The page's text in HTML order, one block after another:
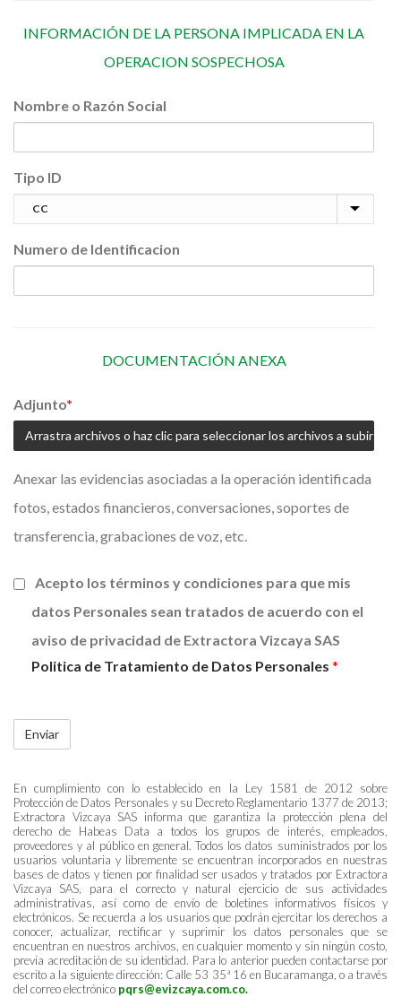
INFORMACIÓN DE LA PERSONA IMPLICADA EN LA
OPERACION SOSPECHOSA
Nombre o Razón Social
Tipo ID
Numero de Identificacion
DOCUMENTACIÓN ANEXA
Adjunto*
Arrastra archivos o haz clic para seleccionar los archivos a subir
Anexar las evidencias asociadas a la operación identificada
fotos, estados financieros, conversaciones, soportes de
transferencia, grabaciones de voz, etc.
Acepto los términos y condiciones para que mis
datos Personales sean tratados de acuerdo con el
aviso de privacidad de Extractora Vizcaya SAS
Politica de Tratamiento de Datos Personales *
En cumplimiento con lo establecido en la Ley 1581 de 2012 sobre
Protección de Datos Personales y su Decreto Reglamentario 1377 de 2013;
Extractora Vizcaya SAS informa que garantiza la protección plena del
derecho de Habeas Data a todos los grupos de interés, empleados,
proveedores y al público en general. Todos los datos suministrados por los
usuarios voluntaria y libremente se encuentran incorporados en nuestras
bases de datos y tienen por finalidad ser usados y tratados por Extractora
Vizcaya SAS, para el correcto y natural ejercicio de sus actividades
administrativas, así como de envío de boletines informativos físicos y
electrónicos. Se recuerda a los usuarios que podrán ejercitar los derechos a
conocer, actualizar, rectificar y suprimir los datos personales que se
encuentran en nuestros archivos, en cualquier momento y sin ningún costo,
previa acreditación de su identidad. Para lo anterior pueden contactarse por
escrito a la siguiente dirección: Calle 53 35ª 16 en Bucaramanga, o a través
del correo electrónico pqrs@evizcaya.com.co.